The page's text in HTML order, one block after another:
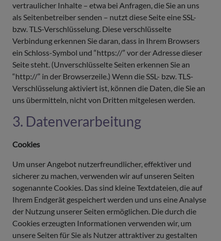
vertraulicher Inhalte – etwa bei Anfragen, die Sie an uns
als Seitenbetreiber senden – nutzt diese Seite eine SSL-
bzw. TLS-Verschlüsselung. Diese verschlüsselte
Verbindung erkennen Sie daran, dass in Ihrem Browsers
ein Schloss-Symbol und “https://” vor der Adresse dieser
Seite steht. (Unverschlüsselte Seiten erkennen Sie an
“http://” in der Browserzeile.) Wenn die SSL- bzw. TLS-
Verschlüsselung aktiviert ist, können die Daten, die Sie an
uns übermitteln, nicht von Dritten mitgelesen werden.
3. Datenverarbeitung
Cookies
Um unser Angebot nutzerfreundlicher, effektiver und
sicherer zu machen, verwenden wir auf unseren Seiten
sogenannte Cookies. Das sind kleine Textdateien, die auf
Ihrem Endgerät gespeichert werden und uns eine Analyse
der Nutzung unserer Seiten ermöglichen. Die durch die
Cookies erzeugten Informationen verwenden wir, um
unsere Seiten für Sie als Nutzer attraktiver zu gestalten